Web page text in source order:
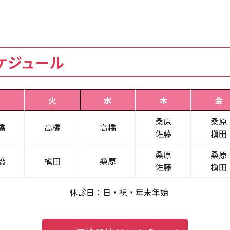
ジュール
火 水 木 金
高橋 高橋
桑原
佐藤
桑原
槇田
槇田 桑原
桑原
佐藤
桑原
槇田
休診日：日・祝・年末年始